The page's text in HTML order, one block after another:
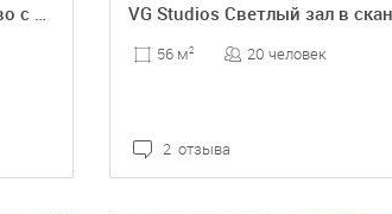
Студия Платон. Светлое пространство с большим окном
56 м2 20 человек
2 отзыва